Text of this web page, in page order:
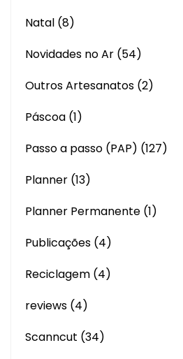
Natal (8)
Novidades no Ar (54)
Outros Artesanatos (2)
Páscoa (1)
Passo a passo (PAP) (127)
Planner (13)
Planner Permanente (1)
Publicações (4)
Reciclagem (4)
reviews (4)
Scanncut (34)